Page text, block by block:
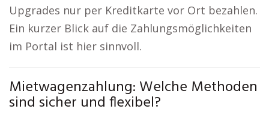
Upgrades nur per Kreditkarte vor Ort bezahlen.
Ein kurzer Blick auf die Zahlungsmöglichkeiten
im Portal ist hier sinnvoll.
Mietwagenzahlung: Welche Methoden
sind sicher und flexibel?